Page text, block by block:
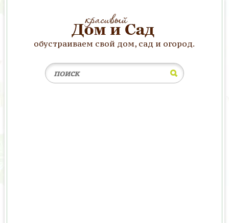
обустраиваем свой дом, сад и огород.